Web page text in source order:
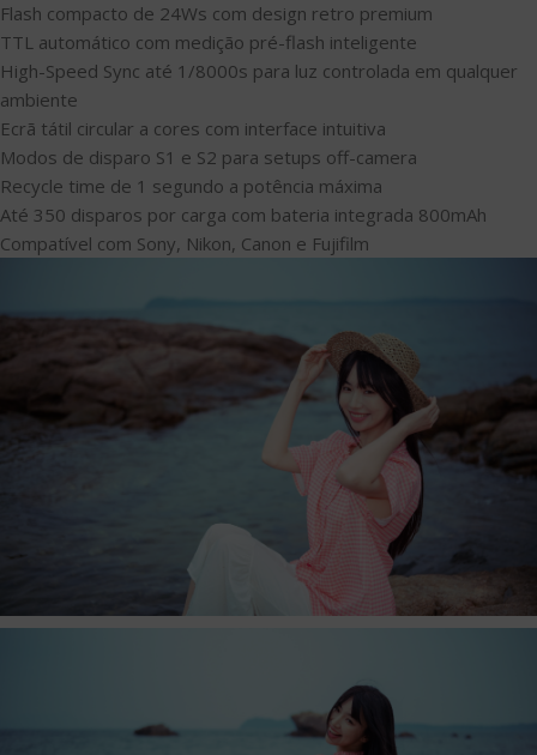
Flash compacto de 24Ws com design retro premium
TTL automático com medição pré-flash inteligente
High-Speed Sync até 1/8000s para luz controlada em qualquer
ambiente
Ecrã tátil circular a cores com interface intuitiva
Modos de disparo S1 e S2 para setups off-camera
Recycle time de 1 segundo a potência máxima
Até 350 disparos por carga com bateria integrada 800mAh
Compatível com Sony, Nikon, Canon e Fujifilm